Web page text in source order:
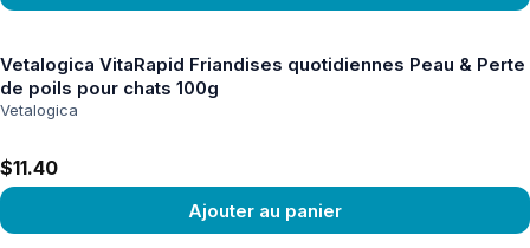
Vetalogica VitaRapid Friandises quotidiennes Peau & Perte
de poils pour chats 100g
Vetalogica
$11.40
Ajouter au panier